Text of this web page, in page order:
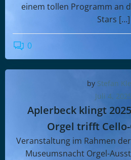
einem tollen Programm an
Stars […]
0
by Stefan
Juli 4, 2025
Aplerbeck klingt
Orgel trifft
Veranstaltung im Rahmen
Museumsnacht Orgel-